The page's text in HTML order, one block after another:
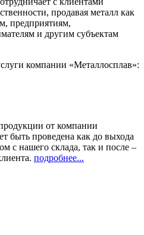
продавая металл как
предприятиям,
и другим субъектам
компании «Металлосплав»:
от компании
быть проведена как до выхода
с нашего склада, так и после –
подробнее...